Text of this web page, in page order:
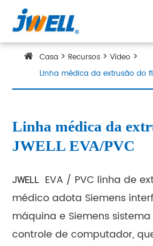
Casa Recursos
Vídeo
Linha médica da extrusão do
Linha médica da
JWELL EVA/PVC
JWELL EVA / PVC linha de
médico adota Siemens
máquina e Siemens
controle de computador,